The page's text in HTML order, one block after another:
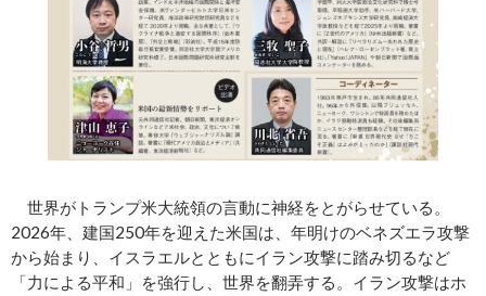
世界がトランプ米大統領の言動に神経をとがらせている。
2026年、建国250年を迎えた米国は、年明けのベネズエラ攻撃
から始まり、イスラエルとともにイラン攻撃に踏み切るなど
「力による平和」を強行し、世界を翻弄する。イラン攻撃はホ